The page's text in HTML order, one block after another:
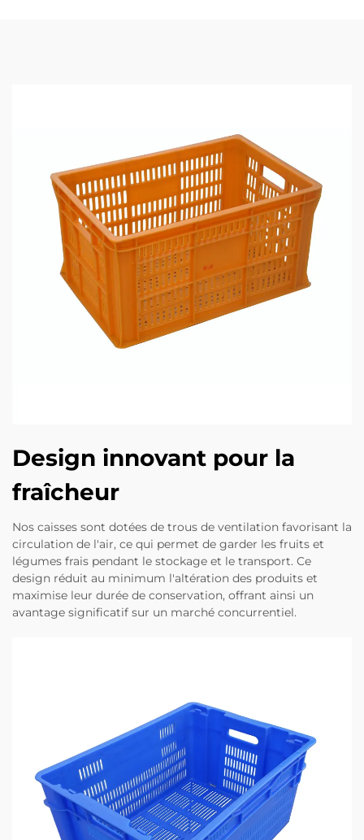
Design innovant pour la
fraîcheur
Nos caisses sont dotées de trous de ventilation favorisant la
circulation de l'air, ce qui permet de garder les fruits et
légumes frais pendant le stockage et le transport. Ce
design réduit au minimum l'altération des produits et
maximise leur durée de conservation, offrant ainsi un
avantage significatif sur un marché concurrentiel.